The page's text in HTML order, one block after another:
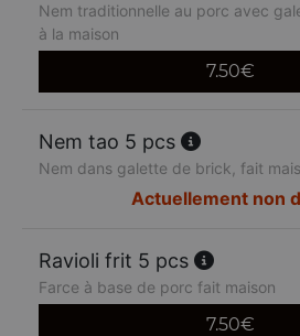
Nem traditionnelle au porc avec
à la maison
7.50€
Nem tao 5 pcs
Nem dans galette de brick, fait
Actuellement non
Ravioli frit 5 pcs
Farce à base de porc fait maison
7.50€